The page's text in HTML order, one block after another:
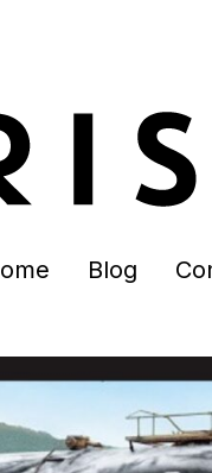
Blog